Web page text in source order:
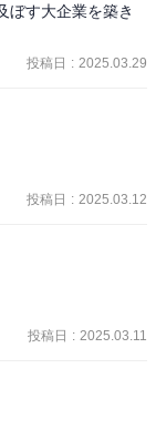
ぼす大企業を築き
投稿日 : 2025.03.29
返したか分からな
なぁ」と思わせて
は「絶対に己の信
死に勝るほどの
たすらに突き進
は、どんな場面
のがまたポイント
はもちろんあるだ
のは凄いと思
かな！
投稿日 : 2025.03.12
なのかを調べるく
イギリス植民地
投稿日 : 2025.03.11